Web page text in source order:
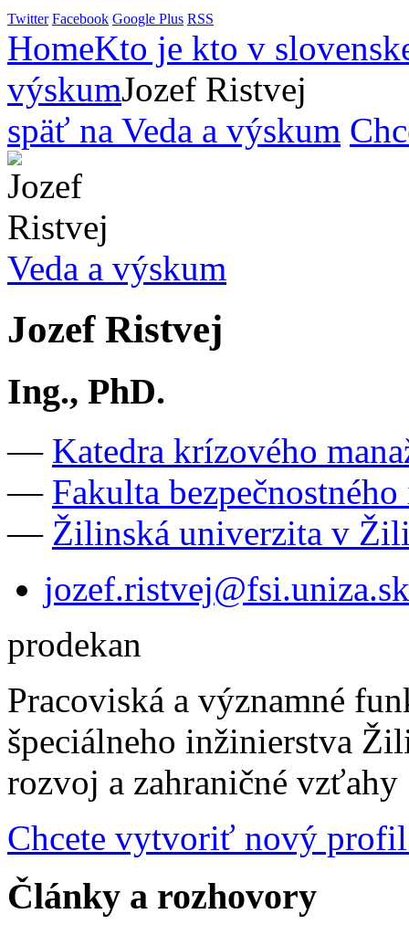
Twitter Facebook Google Plus RSS
HomeKto je kto v
výskumJozef Ristvej
späť na Veda a výskum
Veda a výskum
Jozef Ristvej
Ing., PhD.
— Katedra krízového
— Fakulta
— Žilinská univerzita v
jozef.ristvej@fsi.uniza.sk
prodekan
Pracoviská a významné
špeciálneho inžinierstva
rozvoj a zahraničné vzťahy
Chcete vytvoriť nový
Články a rozhovory